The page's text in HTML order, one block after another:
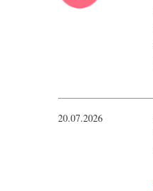
20.07.2026